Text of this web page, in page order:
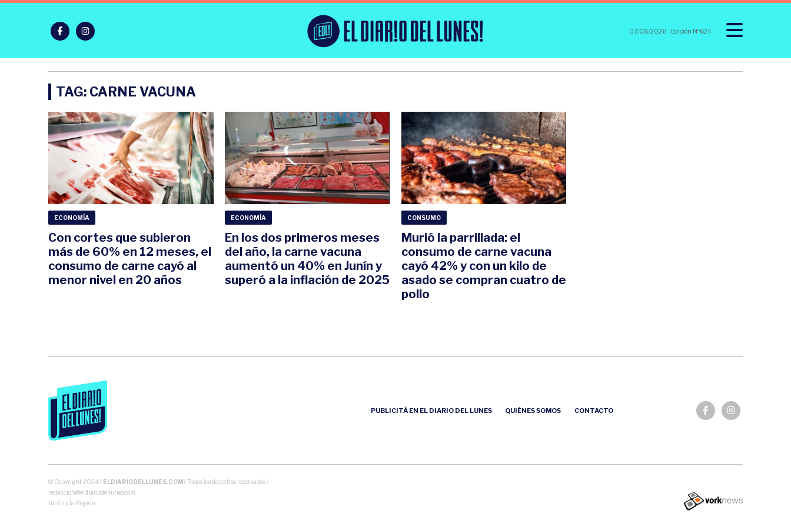
07/08/2026- Edición Nº624
TAG: CARNE VACUNA
ECONOMÍA
Con cortes que subieron
más de 60% en 12 meses, el
consumo de carne cayó al
menor nivel en 20 años
ECONOMÍA
En los dos primeros meses
del año, la carne vacuna
aumentó un 40% en Junín y
superó a la inflación de 2025
CONSUMO
Murió la parrillada: el
consumo de carne vacuna
cayó 42% y con un kilo de
asado se compran cuatro de
pollo
PUBLICITÁ EN EL DIARIO DEL LUNES QUIÉNES SOMOS CONTACTO
© Copyright 2024 / ELDIARIODELLUNES.COM/ Todos los derechos reservados /
redaccion@eldiariodellunes.com
Junín y la Región